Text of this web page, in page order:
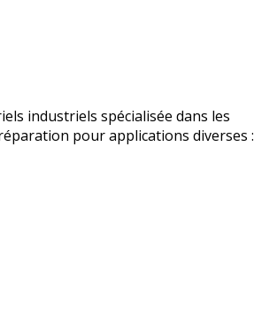
industriels spécialisée dans les
pour applications diverses :